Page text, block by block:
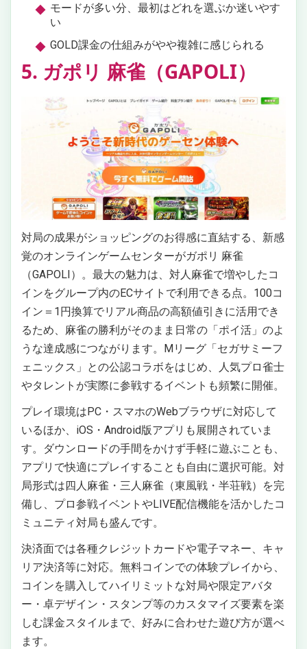
モードが多い分、最初はどれを選ぶか迷いやす
い
GOLD課金の仕組みがやや複雑に感じられる
5. ガポリ 麻雀（GAPOLI）
対局の成果がショッピングのお得感に直結する、新感
覚のオンラインゲームセンターがガポリ 麻雀
（GAPOLI）。最大の魅力は、対人麻雀で増やしたコ
インをグループ内のECサイトで利用できる点。100コ
イン＝1円換算でリアル商品の高額値引きに活用でき
るため、麻雀の勝利がそのまま日常の「ポイ活」のよ
うな達成感につながります。Mリーグ「セガサミーフ
ェニックス」との公認コラボをはじめ、人気プロ雀士
やタレントが実際に参戦するイベントも頻繁に開催。
プレイ環境はPC・スマホのWebブラウザに対応して
いるほか、iOS・Android版アプリも展開されていま
す。ダウンロードの手間をかけず手軽に遊ぶことも、
アプリで快適にプレイすることも自由に選択可能。対
局形式は四人麻雀・三人麻雀（東風戦・半荘戦）を完
備し、プロ参戦イベントやLIVE配信機能を活かしたコ
ミュニティ対局も盛んです。
決済面では各種クレジットカードや電子マネー、キャ
リア決済等に対応。無料コインでの体験プレイから、
コインを購入してハイリミットな対局や限定アバタ
ー・卓デザイン・スタンプ等のカスタマイズ要素を楽
しむ課金スタイルまで、好みに合わせた遊び方が選べ
ます。